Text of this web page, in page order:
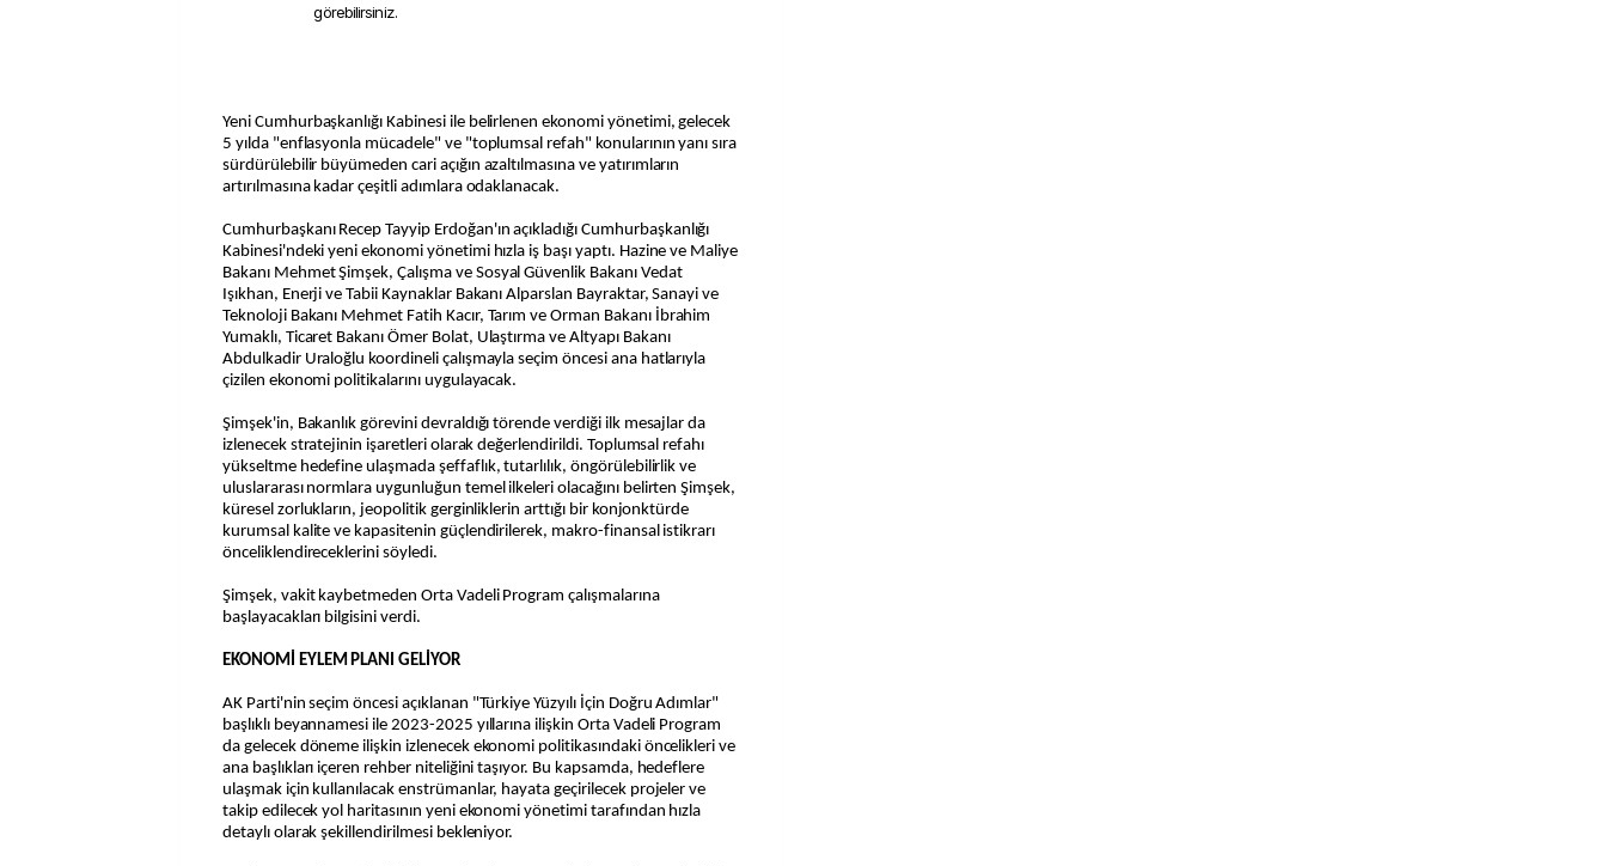
görebilirsiniz.
Yeni Cumhurbaşkanlığı Kabinesi ile belirlenen ekonomi yönetimi, gelecek
5 yılda "enflasyonla mücadele" ve "toplumsal refah" konularının yanı sıra
sürdürülebilir büyümeden cari açığın azaltılmasına ve yatırımların
artırılmasına kadar çeşitli adımlara odaklanacak.
Cumhurbaşkanı Recep Tayyip Erdoğan'ın açıkladığı Cumhurbaşkanlığı
Kabinesi'ndeki yeni ekonomi yönetimi hızla iş başı yaptı. Hazine ve Maliye
Bakanı Mehmet Şimşek, Çalışma ve Sosyal Güvenlik Bakanı Vedat
Işıkhan, Enerji ve Tabii Kaynaklar Bakanı Alparslan Bayraktar, Sanayi ve
Teknoloji Bakanı Mehmet Fatih Kacır, Tarım ve Orman Bakanı İbrahim
Yumaklı, Ticaret Bakanı Ömer Bolat, Ulaştırma ve Altyapı Bakanı
Abdulkadir Uraloğlu koordineli çalışmayla seçim öncesi ana hatlarıyla
çizilen ekonomi politikalarını uygulayacak.
Şimşek'in, Bakanlık görevini devraldığı törende verdiği ilk mesajlar da
izlenecek stratejinin işaretleri olarak değerlendirildi. Toplumsal refahı
yükseltme hedefine ulaşmada şeffaflık, tutarlılık, öngörülebilirlik ve
uluslararası normlara uygunluğun temel ilkeleri olacağını belirten Şimşek,
küresel zorlukların, jeopolitik gerginliklerin arttığı bir konjonktürde
kurumsal kalite ve kapasitenin güçlendirilerek, makro-finansal istikrarı
önceliklendireceklerini söyledi.
Şimşek, vakit kaybetmeden Orta Vadeli Program çalışmalarına
başlayacakları bilgisini verdi.
EKONOMİ EYLEM PLANI GELİYOR
AK Parti'nin seçim öncesi açıklanan "Türkiye Yüzyılı İçin Doğru Adımlar"
başlıklı beyannamesi ile 2023-2025 yıllarına ilişkin Orta Vadeli Program
da gelecek döneme ilişkin izlenecek ekonomi politikasındaki öncelikleri ve
ana başlıkları içeren rehber niteliğini taşıyor. Bu kapsamda, hedeflere
ulaşmak için kullanılacak enstrümanlar, hayata geçirilecek projeler ve
takip edilecek yol haritasının yeni ekonomi yönetimi tarafından hızla
detaylı olarak şekillendirilmesi bekleniyor.